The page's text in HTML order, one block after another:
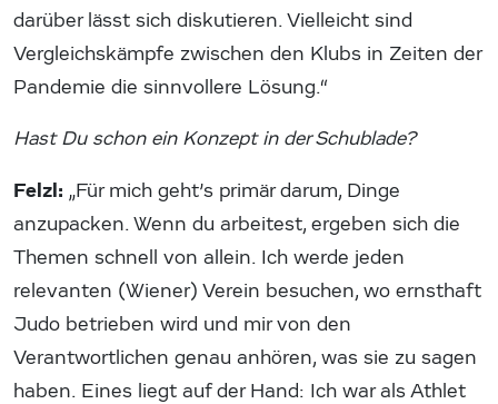
darüber lässt sich diskutieren. Vielleicht sind
Vergleichskämpfe zwischen den Klubs in Zeiten der
Pandemie die sinnvollere Lösung.“
Hast Du schon ein Konzept in der Schublade?
Felzl: „Für mich geht’s primär darum, Dinge
anzupacken. Wenn du arbeitest, ergeben sich die
Themen schnell von allein. Ich werde jeden
relevanten (Wiener) Verein besuchen, wo ernsthaft
Judo betrieben wird und mir von den
Verantwortlichen genau anhören, was sie zu sagen
haben. Eines liegt auf der Hand: Ich war als Athlet